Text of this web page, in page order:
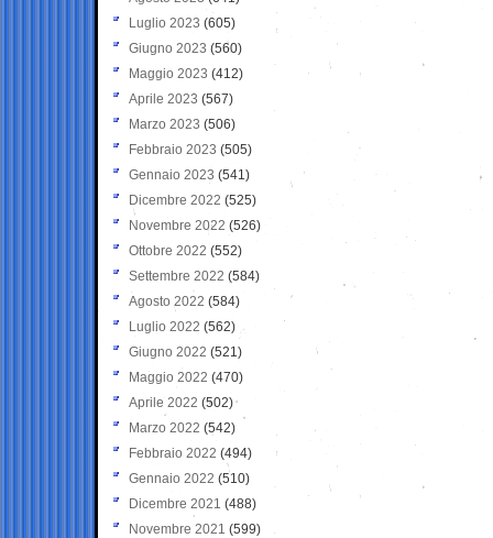
Luglio 2023 (605)
Giugno 2023 (560)
Maggio 2023 (412)
Aprile 2023 (567)
Marzo 2023 (506)
Febbraio 2023 (505)
Gennaio 2023 (541)
Dicembre 2022 (525)
Novembre 2022 (526)
Ottobre 2022 (552)
Settembre 2022 (584)
Agosto 2022 (584)
Luglio 2022 (562)
Giugno 2022 (521)
Maggio 2022 (470)
Aprile 2022 (502)
Marzo 2022 (542)
Febbraio 2022 (494)
Gennaio 2022 (510)
Dicembre 2021 (488)
Novembre 2021 (599)